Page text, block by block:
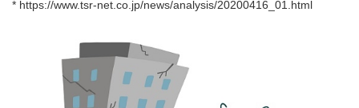
* https://www.tsr-net.co.jp/news/analysis/20200416_01.html